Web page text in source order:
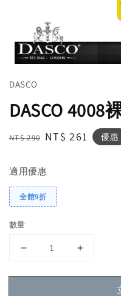
DASCO
DASCO
Regular
NT$ 290 Sale
NT$ 261 優惠
適用優惠
全館9折
數量